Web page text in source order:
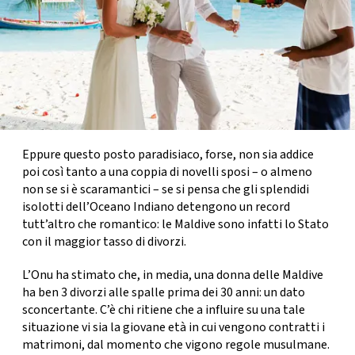
TV
PRINCIPATO
DI
MONACO
RMC
CONSIGLIA
Eppure questo posto paradisiaco, forse, non sia addice
poi così tanto a una coppia di novelli sposi – o almeno
non se si è scaramantici – se si pensa che gli splendidi
isolotti dell’Oceano Indiano detengono un record
tutt’altro che romantico: le Maldive sono infatti lo Stato
con il maggior tasso di divorzi.
L’Onu ha stimato che, in media, una donna delle Maldive
ha ben3 divorzi alle spalle prima dei 30 anni: un dato
sconcertante. C’è chi ritiene che a influire su una tale
situazione vi sia la giovane età in cui vengono contratti i
matrimoni, dal momento che vigono regole musulmane.